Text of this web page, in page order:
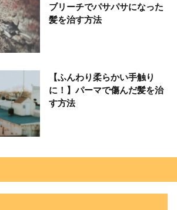
ブリーチでパサパサになった
髪を治す方法
【ふんわり柔らかい手触り
に！】パーマで傷んだ髪を治
す方法